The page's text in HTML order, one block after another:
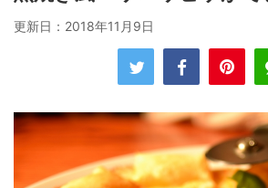
更新日： 2018年11月9日